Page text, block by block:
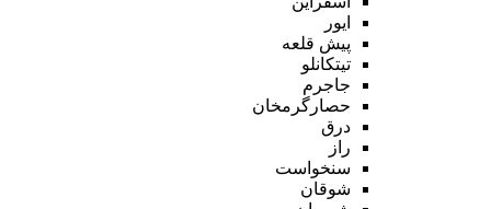
ایور
پیش قلعه
تیتکانلو
جاجرم
حصارگرمخان
درق
راز
سنخواست
شوقان